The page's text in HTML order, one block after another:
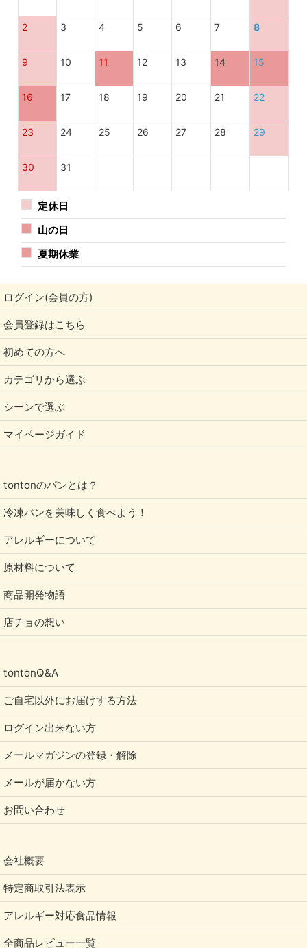
2 3 4 5 6 7 8
9 10 11 12 13 14 15
16 17 18 19 20 21 22
23 24 25 26 27 28 29
30 31
定休日
山の日
夏期休業
ログイン(会員の方)
会員登録はこちら
初めての方へ
カテゴリから選ぶ
シーンで選ぶ
マイページガイド
tontonのパンとは？
冷凍パンを美味しく食べよう！
アレルギーについて
原材料について
商品開発物語
店チョの想い
tontonQ&A
ご自宅以外にお届けする方法
ログイン出来ない方
メールマガジンの登録・解除
メールが届かない方
お問い合わせ
会社概要
特定商取引法表示
アレルギー対応食品情報
全商品レビュー一覧